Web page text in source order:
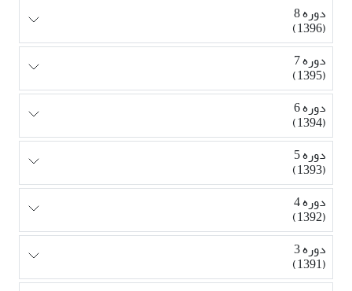
دوره 8
(1396)
دوره 7
(1395)
دوره 6
(1394)
دوره 5
(1393)
دوره 4
(1392)
دوره 3
(1391)